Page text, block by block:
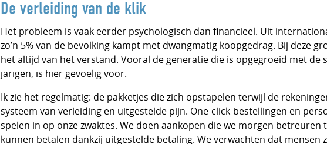
De verleiding van de klik
Het probleem is vaak eerder psychologisch dan financieel. Uit
zo’n 5% van de bevolking kampt met dwangmatig koopgedrag. Bij deze
het altijd van het verstand. Vooral de generatie die is opgegroeid met de
jarigen, is hier gevoelig voor.
Ik zie het regelmatig: de pakketjes die zich opstapelen terwijl de
systeem van verleiding en uitgestelde pijn. One-click-bestellingen en
spelen in op onze zwaktes. We doen aankopen die we morgen betreuren
kunnen betalen dankzij uitgestelde betaling. We verwachten dat mensen